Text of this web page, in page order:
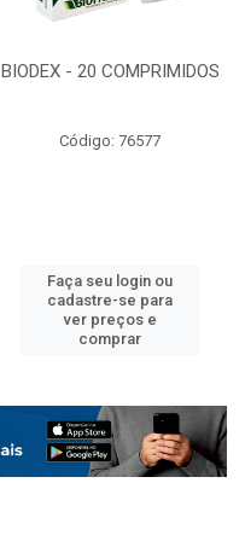
BIODEX - 20 COMPRIMIDOS
Código: 76577
Faça seu login ou
cadastre-se para
ver preços e
comprar